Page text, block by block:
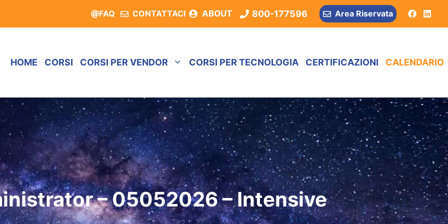
FAQ CONTATTACI ABOUT 800-177596 Area Riservata
HOME CORSI CORSI PER VENDOR CORSI PER TECNOLOGIA CERTIFICAZIONI CALENDARIO
– 05052026 – Intensive